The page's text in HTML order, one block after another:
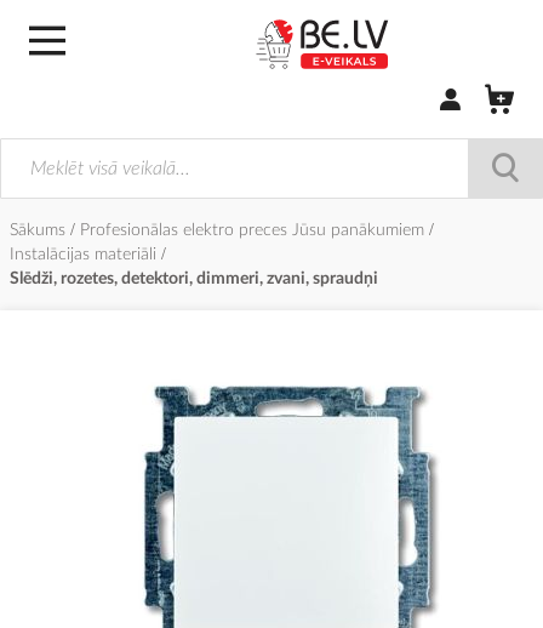
Pierakstīties/
Sākums
Profesionālas elektro preces Jūsu panākumiem
Instalācijas materiāli
Slēdži, rozetes, detektori, dimmeri, zvani, spraudņi